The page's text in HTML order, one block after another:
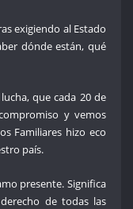
exigiendo al Estado
dónde están, qué
que cada 20 de
y vemos
Familiares hizo eco
país.
presente. Significa
de todas las